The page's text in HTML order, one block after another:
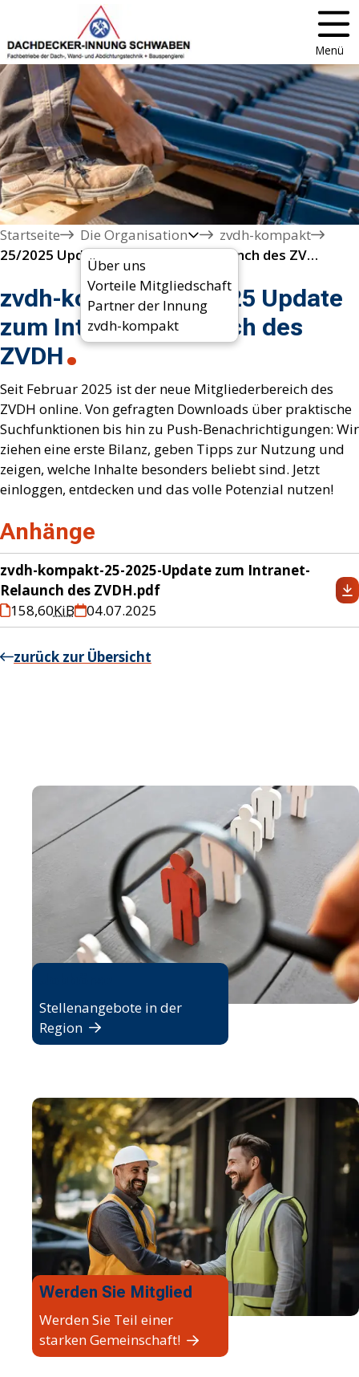
Menü
Startseite
Die Organisation
Über uns
Vorteile Mitgliedschaft
Partner der Innung
zvdh-kompakt
zvdh-kompakt
25/2025 Update zum Intranet-Relaunch des ZVDH
zvdh-kompakt 25/2025 Update
zum Intranet-Relaunch des
ZVDH
Seit Februar 2025 ist der neue Mitgliederbereich des
ZVDH online. Von gefragten Downloads über praktische
Suchfunktionen bis hin zu Push-Benachrichtigungen: Wir
ziehen eine erste Bilanz, geben Tipps zur Nutzung und
zeigen, welche Inhalte besonders beliebt sind. Jetzt
einloggen, entdecken und das volle Potenzial nutzen!
Anhänge
zvdh-kompakt-25-2025-Update zum Intranet-
Relaunch des ZVDH.pdf
158,60KiB 04.07.2025
zurück zur Übersicht
Stellenangebote in der
Region
Werden Sie Mitglied
Werden Sie Teil einer
starken Gemeinschaft!